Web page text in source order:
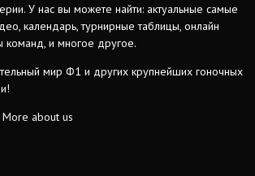
У нас вы можете найти: актуальные самые
календарь, турнирные таблицы, онлайн
команд, и многое другое.
мир Ф1 и других крупнейших гоночных
about us